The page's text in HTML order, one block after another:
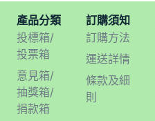
產品分類
投標箱/
投票箱
意見箱/
抽獎箱/
捐款箱
訂購須知
訂購方法
運送詳情
條款及細
則